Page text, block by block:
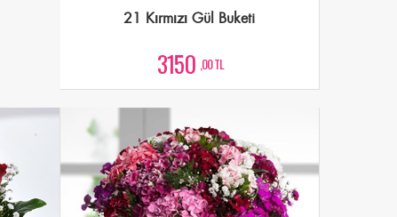
21 Kırmızı Gül Buketi
3150 ,00 TL